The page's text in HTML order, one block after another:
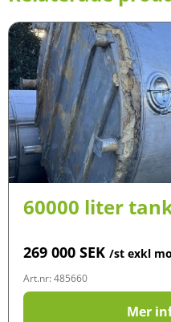
60000 liter
269 000 SEK /st exkl
Art.nr: 485660
Mer